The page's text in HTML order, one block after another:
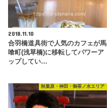
2018.11.10
合羽橋道具街で人気のカフェが馬
喰町(浅草橋)に移転してパワーア
ップしてい…
秋葉原・神田・御茶ノ水エリア